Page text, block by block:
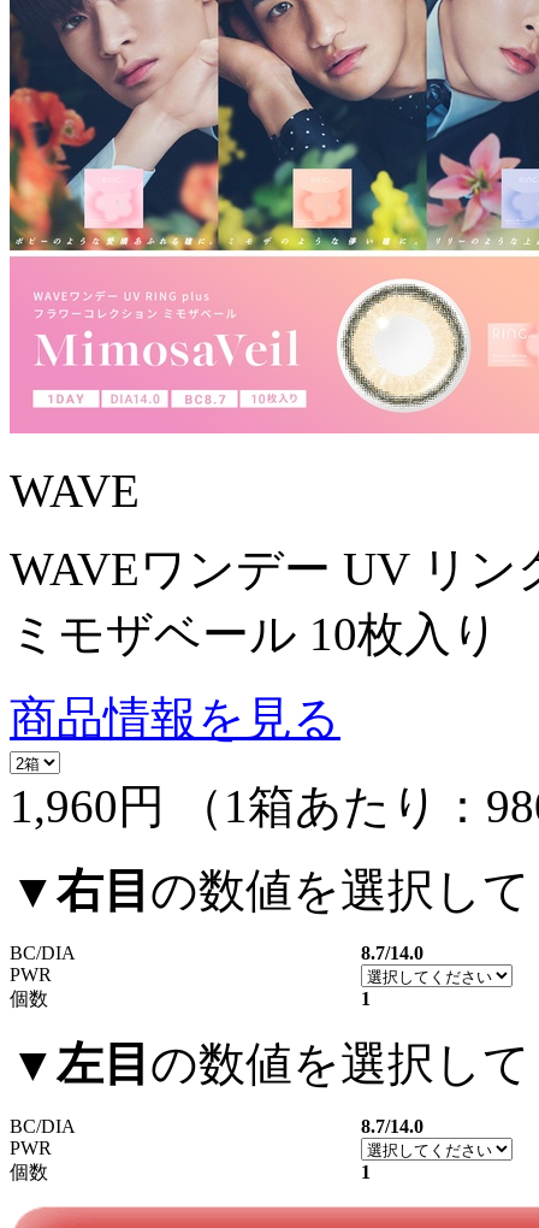
WAVE
WAVEワンデー UV リ
ミモザベール 10枚入り
商品情報を見る
1,960円
（1箱あたり：
▼右目 の数値を選択し
BC/DIA
8.7/14.0
PWR
個数
1
▼左目 の数値を選択し
BC/DIA
8.7/14.0
PWR
個数
1